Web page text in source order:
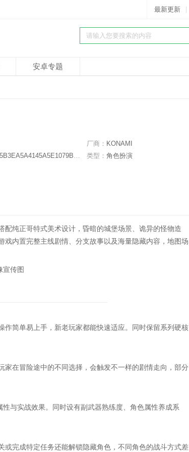
最新更新
安卓专题
厂商： KONAMI
类型： 角色扮演
纯正哥特式美术设计，昏暗的城堡场景、诡异的怪物造
内置完整主线剧情、分支故事以及海量隐藏内容，地图场
简单易上手，新老玩家都能快速适应。同时保留系列硬核
在冒险途中的不同选择，会触发不一样的剧情走向，部分
实战效果。同时设有副武器熟练度、角色属性养成系
完成特定任务还能解锁隐藏角色，不同角色的战斗方式差